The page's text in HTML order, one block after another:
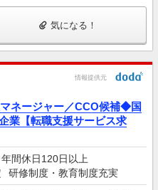
気になる！
情報提供元
ネージャー／CCO候補◆国
業【転職支援サービス求
年間休日120日以上
研修制度・教育制度充実